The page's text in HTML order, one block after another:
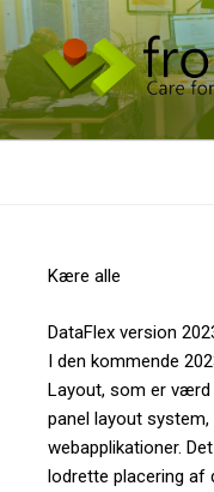
Kære alle
DataFlex version
I den kommende
Layout, som er
panel layout
webapplikationer.
lodrette placering af